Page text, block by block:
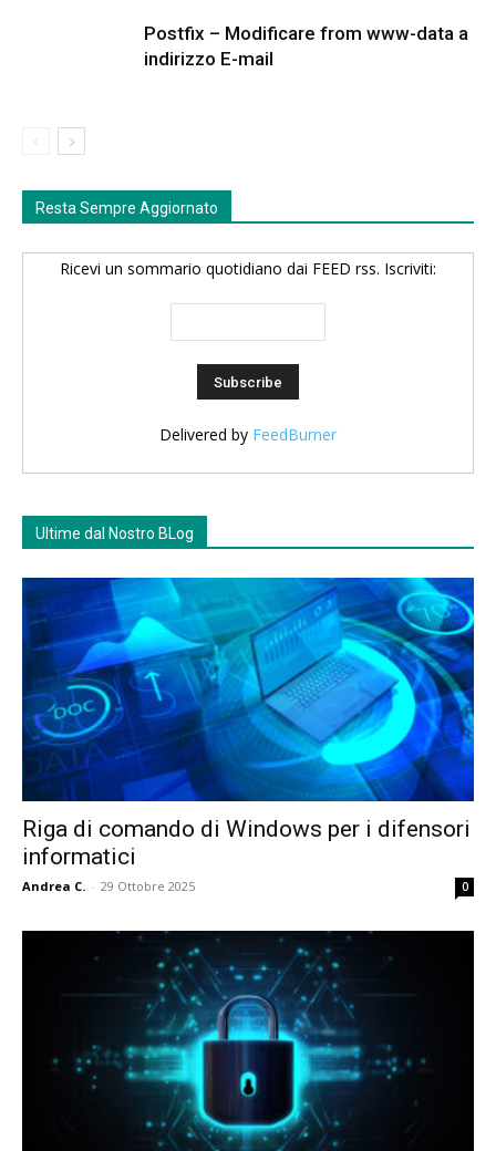
Postfix – Modificare from www-data a
indirizzo E-mail
Resta Sempre Aggiornato
Ricevi un sommario quotidiano dai FEED rss. Iscriviti:
Delivered by FeedBurner
Ultime dal Nostro BLog
Riga di comando di Windows per i difensori
informatici
Andrea C. - 29 Ottobre 2025 0